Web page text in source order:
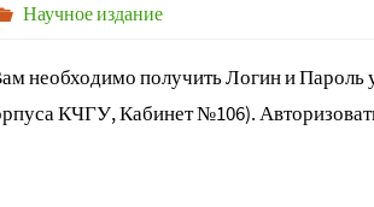
Научное издание
необходимо получить Логин и Пароль
КЧГУ, Кабинет №106).